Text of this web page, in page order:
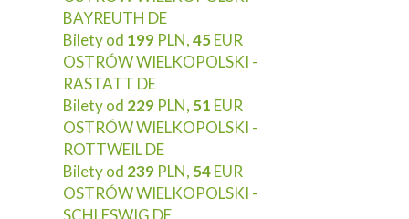
BAYREUTH DE
Bilety od 199 PLN,45EUR
OSTRÓW WIELKOPOLSKI -
RASTATT DE
Bilety od 229 PLN, 51 EUR
OSTRÓW WIELKOPOLSKI -
ROTTWEIL DE
Bilety od 239 PLN, 54EUR
OSTRÓW WIELKOPOLSKI -
SCHLESWIG DE